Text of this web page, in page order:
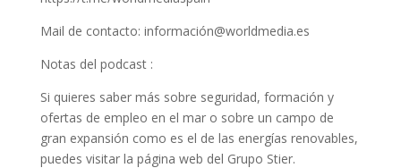
Mail de contacto: información@worldmedia.es
Notas del podcast :
Si quieres saber más sobre seguridad, formación y
ofertas de empleo en el mar o sobre un campo de
gran expansión como es el de las energías renovables,
puedes visitar la página web del Grupo Stier.